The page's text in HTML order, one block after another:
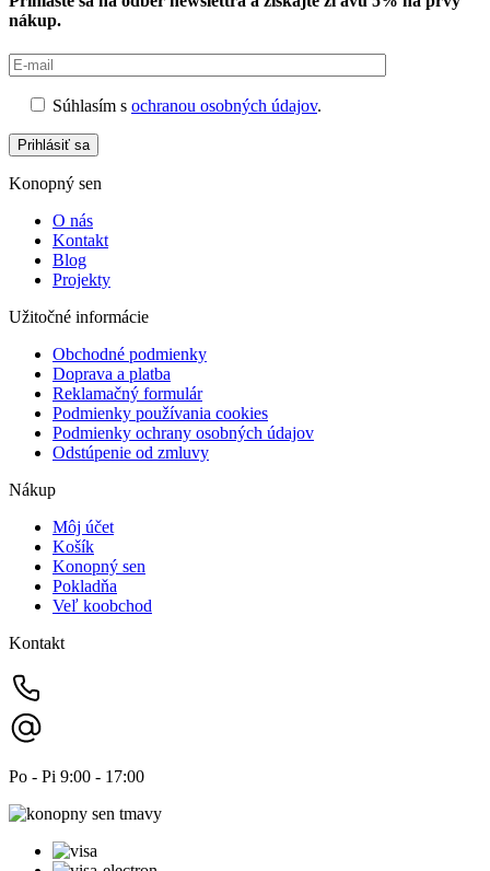
nákup.
Súhlasím s ochranou osobných údajov.
Prihlásiť sa
Konopný sen
O nás
Kontakt
Blog
Projekty
Užitočné informácie
Obchodné podmienky
Doprava a platba
Reklamačný formulár
Podmienky používania cookies
Podmienky ochrany osobných údajov
Odstúpenie od zmluvy
Nákup
Môj účet
Košík
Konopný sen
Pokladňa
Veľ koobchod
Kontakt
Po - Pi 9:00 - 17:00